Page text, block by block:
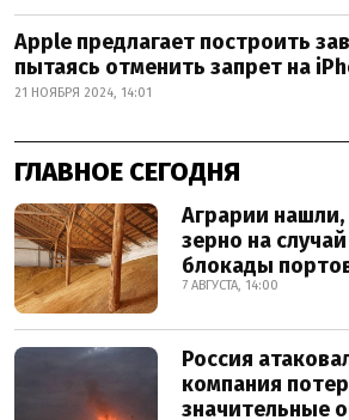
Apple предлагает построить
пытаясь отменить запрет на
21 НОЯБРЯ 2024, 14:01
ГЛАВНОЕ СЕГОДНЯ
Аграрии нашли,
зерно на
блокады
7 АВГУСТА, 14:00
Россия
компания
значительные